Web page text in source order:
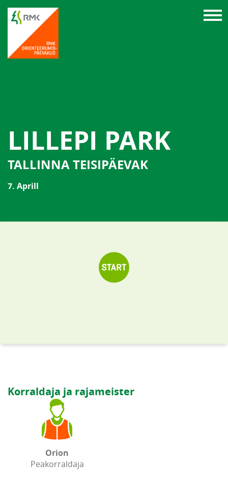
LILLEPI PARK
TALLINNA TEISIPÄEVAK
7. Aprill
Korraldaja ja rajameister
Orion
Peakorraldaja